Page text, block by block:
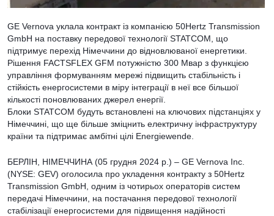
GE Vernova уклала контракт із компанією 50Hertz Transmission
GmbH на поставку передової технології STATCOM, що
підтримує перехід Німеччини до відновлюваної енергетики.
Рішення FACTSFLEX GFM потужністю 300 Мвар з функцією
управління формуванням мережі підвищить стабільність і
стійкість енергосистеми в міру інтеграції в неї все більшої
кількості поновлюваних джерел енергії.
Блоки STATCOM будуть встановлені на ключових підстанціях у
Німеччині, що ще більше зміцнить електричну інфраструктуру
країни та підтримає амбітні цілі Energiewende.
БЕРЛІН, НІМЕЧЧИНА (05 грудня 2024 р.) – GE Vernova Inc.
(NYSE: GEV) оголосила про укладення контракту з 50Hertz
Transmission GmbH, одним із чотирьох операторів систем
передачі Німеччини, на постачання передової технології
стабілізації енергосистеми для підвищення надійності